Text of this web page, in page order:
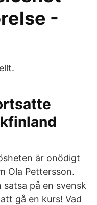
-
är onödigt
Ola Pettersson.
på en svensk
gå en kurs! Vad